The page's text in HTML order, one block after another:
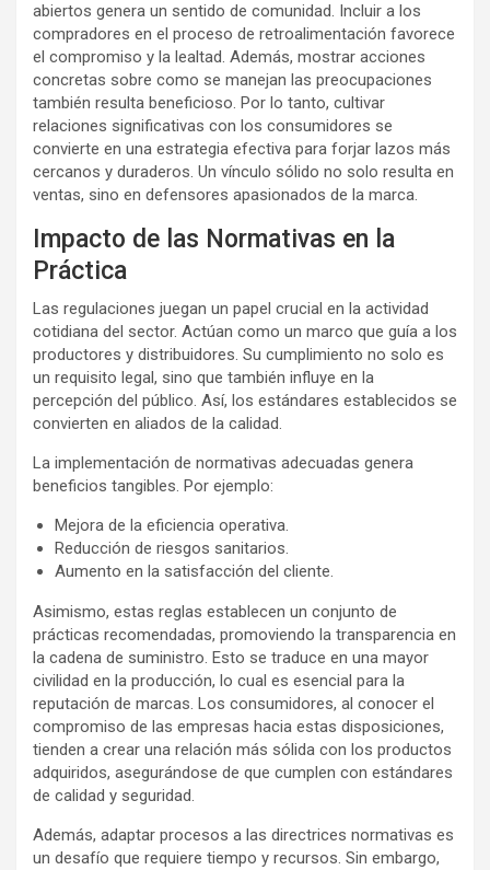
abiertos genera un sentido de comunidad. Incluir a los
compradores en el proceso de retroalimentación favorece
el compromiso y la lealtad. Además, mostrar acciones
concretas sobre como se manejan las preocupaciones
también resulta beneficioso. Por lo tanto, cultivar
relaciones significativas con los consumidores se
convierte en una estrategia efectiva para forjar lazos más
cercanos y duraderos. Un vínculo sólido no solo resulta en
ventas, sino en defensores apasionados de la marca.
Impacto de las Normativas en la
Práctica
Las regulaciones juegan un papel crucial en la actividad
cotidiana del sector. Actúan como un marco que guía a los
productores y distribuidores. Su cumplimiento no solo es
un requisito legal, sino que también influye en la
percepción del público. Así, los estándares establecidos se
convierten en aliados de la calidad.
La implementación de normativas adecuadas genera
beneficios tangibles. Por ejemplo:
Mejora de la eficiencia operativa.
Reducción de riesgos sanitarios.
Aumento en la satisfacción del cliente.
Asimismo, estas reglas establecen un conjunto de
prácticas recomendadas, promoviendo la transparencia en
la cadena de suministro. Esto se traduce en una mayor
civilidad en la producción, lo cual es esencial para la
reputación de marcas. Los consumidores, al conocer el
compromiso de las empresas hacia estas disposiciones,
tienden a crear una relación más sólida con los productos
adquiridos, asegurándose de que cumplen con estándares
de calidad y seguridad.
Además, adaptar procesos a las directrices normativas es
un desafío que requiere tiempo y recursos. Sin embargo,